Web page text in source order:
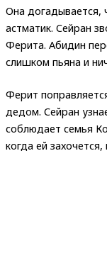
Она догадывается,
астматик. Сейран
Ферита. Абидин
слишком пьяна и
Ферит
дедом. Сейран
соблюдает семья
когда ей